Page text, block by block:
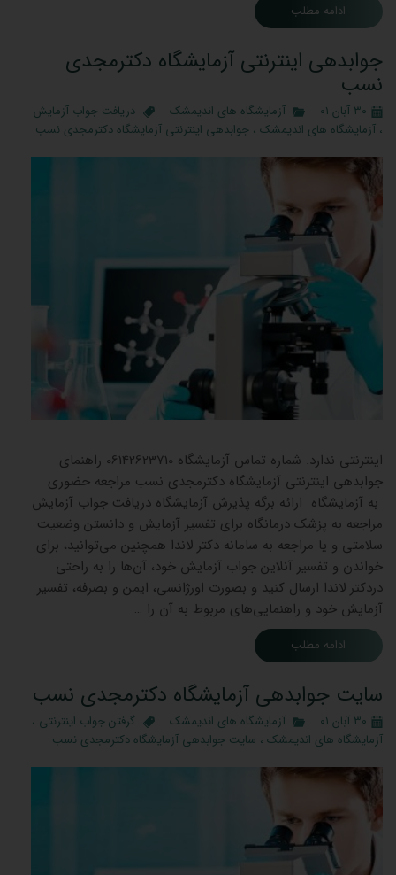
ادامه مطلب
جوابدهی اینترنتی آزمایشگاه دکترمجدی
نسب
۳۰ آبان ۰۱ آزمایشگاه های اندیمشک
دریافت جواب آزمایش
، آزمایشگاه های اندیمشک ، جوابدهی اینترنتی آزمایشگاه دکترمجدی نسب
اینترنتی ندارد. شماره تماس آزمایشگاه 06142623710 راهنمای
جوابدهی اینترنتی آزمایشگاه دکترمجدی نسب مراجعه حضوری
به آزمایشگاه ارائه برگه پذیرش آزمایشگاه دریافت جواب آزمایش
مراجعه به پزشک درمانگاه برای تفسیر آزمایش و دانستن وضعیت
سلامتی و یا مراجعه به سامانه دکتر لاندا همچنین می‌توانید، برای
خواندن و تفسیر آنلاین جواب آزمایش خود، آن‌ها را به راحتی
دردکتر لاندا ارسال کنید و بصورت اورژانسی، ایمن و بصرفه، تفسیر
آزمایش خود و راهنمایی‌های مربوط به آن را …
ادامه مطلب
سایت جوابدهی آزمایشگاه دکترمجدی نسب
۳۰ آبان ۰۱ آزمایشگاه های اندیمشک گرفتن جواب اینترنتی ،
آزمایشگاه های اندیمشک ، سایت جوابدهی آزمایشگاه دکترمجدی نسب